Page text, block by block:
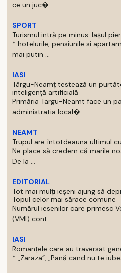
ce un juc� ...
SPORT
Turismul intră pe minus. Iașul
* hotelurile, pensiunile si
mai putin ...
IASI
Târgu-Neamț testează un
inteligență artificială
Primăria Targu-Neamt face un
administratia local� ...
NEAMT
Trupul are întotdeauna ultimul
Ne place să credem că marile
De la ...
EDITORIAL
Tot mai mulți ieșeni ajung să
Topul celor mai sărace comune
Numărul iesenilor care primesc
(VMI) cont ...
IASI
Romanțele care au traversat
* „Zaraza”, „Pană cand nu te